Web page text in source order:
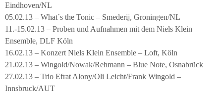
Eindhoven/NL
05.02.13 – What´s the Tonic – Smederij, Groningen/NL
11.-15.02.13 – Proben und Aufnahmen mit dem Niels Klein
Ensemble, DLF Köln
16.02.13 – Konzert Niels Klein Ensemble – Loft, Köln
21.02.13 – Wingold/Nowak/Rehmann – Blue Note, Osnabrück
27.02.13 – Trio Efrat Alony/Oli Leicht/Frank Wingold –
Innsbruck/AUT